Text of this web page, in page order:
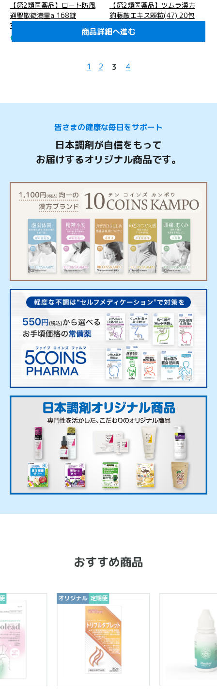
商品詳細へ進む
商品詳細へ進む
商品詳細へ進む
商品詳細へ進む
商品詳細へ進む
商品詳細へ進む
商品詳細へ進む
商品詳細へ進む
商品詳細へ進む
商品詳細へ進む
商品詳細へ進む
商品詳細へ進む
商品詳細へ進む
商品詳細へ進む
商品詳細へ進む
商品詳細へ進む
商品詳細へ進む
商品詳細へ進む
【第2類医薬品】ロート防風
通聖散錠満量a 168錠
3,740
セルフメディケーション税制対象
商品詳細へ進む
【第2類医薬品】ツムラ漢方
釣藤散エキス顆粒(47) 20包
2,380円
商品詳細へ進む
1 2 3 4
皆さまの健康な毎日をサポート
日本調剤が自信をもって
お届けするオリジナル商品です。
おすすめ商品
便